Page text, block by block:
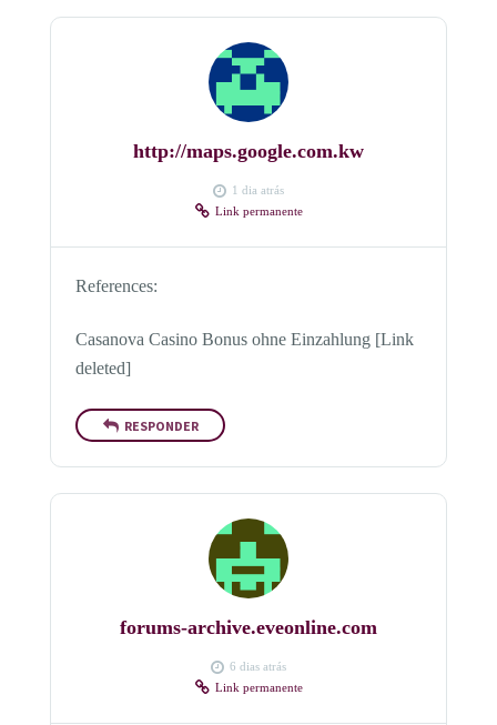
http://maps.google.com.kw
1 dia atrás
Link permanente
References:
Casanova Casino Bonus ohne Einzahlung [Link
deleted]
RESPONDER
forums-archive.eveonline.com
6 dias atrás
Link permanente